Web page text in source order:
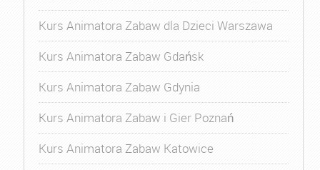
Kurs Animatora Zabaw dla Dzieci Warszawa
Kurs Animatora Zabaw Gdańsk
Kurs Animatora Zabaw Gdynia
Kurs Animatora Zabaw i Gier Poznań
Kurs Animatora Zabaw Katowice